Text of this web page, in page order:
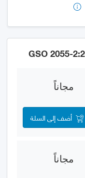
مجاناً
أضف إلى السلة
مجاناً